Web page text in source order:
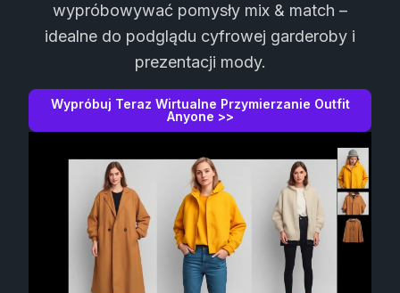
wypróbowywać pomysły mix & match –
idealne do podglądu cyfrowej garderoby i
prezentacji mody.
Wypróbuj Teraz Wirtualne Przymierzanie Outfit
Anyone >>